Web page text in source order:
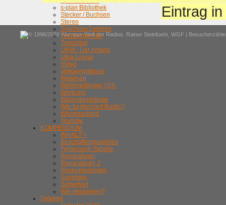
s-plan Bibliothek
Stecker / Buchsen
Stereo
Synchron-Detektor
Tonbandgeräte
Tonmöbel
UKW - Der Anfang
Ultra-Linear
Video
Volksempfänger
Walkman
Weltempfänger / DX
Werbung
Widerstandskode
Wie funktioniert Radio?
Wissensstand
Youtube
KOMPENDIUM
INHALT >
Beschaffungsquellen
Fehlersuch-Tabelle
Reparaturen
Reparaturen 2
Restaurierungen
Sammeln
Sicherheit
Wie reparieren?
Detektor
Eintrag
© 1996/2026 Wumpus Welt der Radios. Rainer Steinfuehr, WGF |